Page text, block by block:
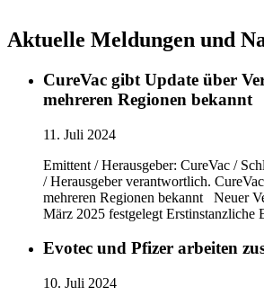
Aktuelle Meldungen und
CureVac gibt Update über
mehreren Regionen bekannt
11. Juli 2024
Emittent / Herausgeber: CureVac /
/ Herausgeber verantwortlich.
mehreren Regionen bekannt Neuer
März 2025 festgelegt
Evotec und Pfizer arbeiten
10. Juli 2024